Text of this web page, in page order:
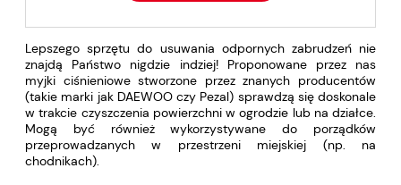
Lepszego sprzętu do usuwania odpornych zabrudzeń nie
znajdą Państwo nigdzie indziej! Proponowane przez nas
myjki ciśnieniowe stworzone przez znanych producentów
(takie marki jak DAEWOO czy Pezal) sprawdzą się doskonale
w trakcie czyszczenia powierzchni w ogrodzie lub na działce.
Mogą być również wykorzystywane do porządków
przeprowadzanych w przestrzeni miejskiej (np. na
chodnikach).